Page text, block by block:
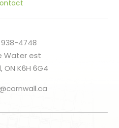
938-4748
Water est
ON K6H 6G4